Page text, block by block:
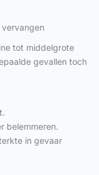
vervangen
tot middelgrote
gevallen toch
belemmeren.
in gevaar